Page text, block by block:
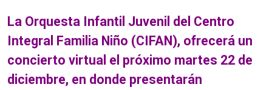
La Orquesta Infantil Juvenil del Centro
Integral Familia Niño (CIFAN), ofrecerá un
concierto virtual el próximo martes 22 de
diciembre, en donde presentarán